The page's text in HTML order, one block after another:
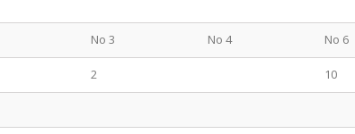
No 3 No 4 No 6
2 10